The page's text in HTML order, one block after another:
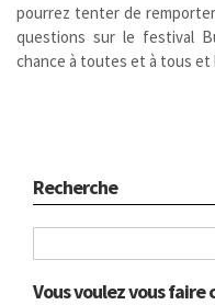
pourrez tenter de
questions sur le festival
chance à toutes et à tous et
Recherche
Vous voulez vous faire